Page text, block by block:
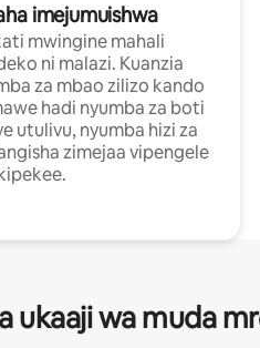
imejumuishwa
mwingine mahali
ni malazi. Kuanzia
za mbao zilizo kando
hadi nyumba za boti
utulivu, nyumba hizi za
zimejaa vipengele
ukaaji wa muda